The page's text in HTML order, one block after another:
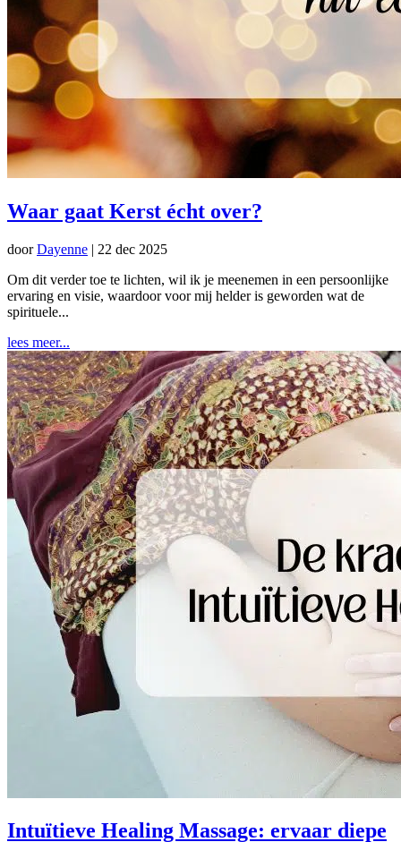
Waar gaat Kerst écht over?
doorDayenne | 22 dec 2025
Om dit verder toe te lichten, wil ik je meenemen in een persoonlijke
ervaring en visie, waardoor voor mij helder is geworden wat de
spirituele...
lees meer...
Intuïtieve Healing Massage: ervaar diepe